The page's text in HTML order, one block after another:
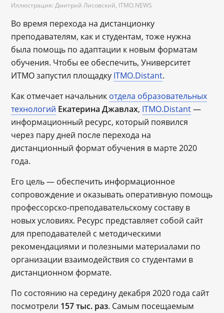
Иллюстрация: Дмитрий Лисовский, ITMO.NEWS
Во время перехода на дистанционку
преподавателям, как и студентам, тоже нужна
была помощь по адаптации к новым форматам
обучения. Чтобы ее обеспечить, Университет
ИТМО запустил площадку ITMO.Distant.
Как отмечает начальник отдела образовательных
технологий Екатерина Джавлах, ITMO.Distant―
информационный ресурс, который появился
через пару дней после перехода на
дистанционный формат обучения в марте 2020
года.
Его цель ― обеспечить информационное
сопровождение и оказывать оперативную помощь
профессорско-преподавательскому составу в
новых условиях. Ресурс представляет собой сайт
для преподавателей с методическими
рекомендациями и полезными материалами по
организации взаимодействия со студентами в
дистанционном формате.
По состоянию на середину декабря 2020 года сайт
посмотрели 157 тыс. раз. Самым посещаемым